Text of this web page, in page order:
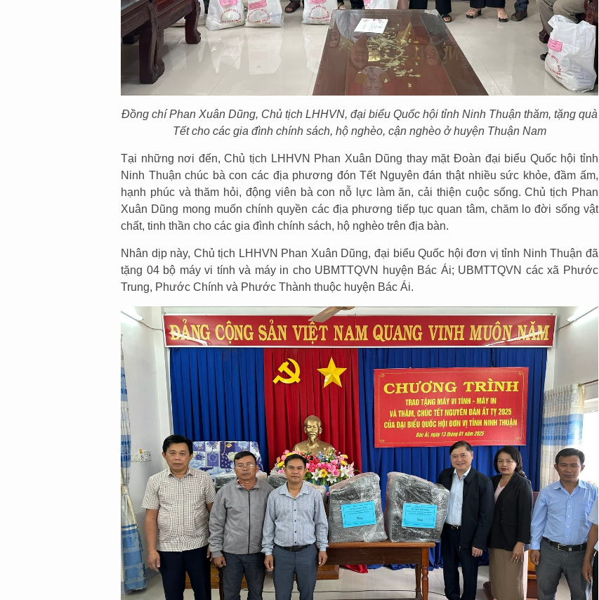
Đồng chí Phan Xuân Dũng, Chủ tịch LHHVN, đại biểu Quốc hội tỉnh Ninh Thuận thăm, tặng quà
Tết cho các gia đình chính sách, hộ nghèo, cận nghèo ở huyện Thuận Nam
Tại những nơi đến, Chủ tịch LHHVN Phan Xuân Dũng thay mặt Đoàn đại biểu Quốc hội tỉnh
Ninh Thuận chúc bà con các địa phương đón Tết Nguyên đán thật nhiều sức khỏe, đầm ấm,
hạnh phúc và thăm hỏi, động viên bà con nỗ lực làm ăn, cải thiện cuộc sống. Chủ tịch Phan
Xuân Dũng mong muốn chính quyền các địa phương tiếp tục quan tâm, chăm lo đời sống vật
chất, tinh thần cho các gia đình chính sách, hộ nghèo trên địa bàn.
Nhân dịp này, Chủ tịch LHHVN Phan Xuân Dũng, đại biểu Quốc hội đơn vị tỉnh Ninh Thuận đã
tặng 04 bộ máy vi tính và máy in cho UBMTTQVN huyện Bác Ái; UBMTTQVN các xã Phước
Trung, Phước Chính và Phước Thành thuộc huyện Bác Ái.